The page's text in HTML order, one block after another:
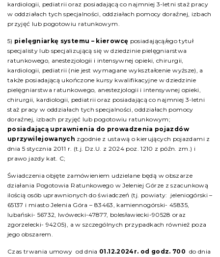
kardiologii, pediatrii oraz posiadającą co najmniej 3-letni staż pracy
w oddziałach tych specjalności, oddziałach pomocy doraźnej, izbach
przyjęć lub pogotowiu ratunkowym.
5) pielęgniarkę systemu – kierowcę posiadającą/ego tytuł
specjalisty lub specjalizującą się w dziedzinie pielęgniarstwa
ratunkowego, anestezjologii i intensywnej opieki, chirurgii,
kardiologii, pediatrii (nie jest wymagane wykształcenie wyższe), a
także posiadającą ukończone kursy kwalifikacyjne w dziedzinie
pielęgniarstwa ratunkowego, anestezjologii i intensywnej opieki,
chirurgii, kardiologii, pediatrii oraz posiadającą co najmniej 3-letni
staż pracy w oddziałach tych specjalności, oddziałach pomocy
doraźnej, izbach przyjęć lub pogotowiu ratunkowym;
posiadającą uprawnienia do prowadzenia pojazdów
uprzywilejowanych zgodnie z ustawą o kierujących pojazdami z
dnia 5 stycznia 2011 r. (t.j. Dz.U. z 2024 poz. 1210 z późn. zm.) i
prawo jazdy kat. C;
Świadczenia objęte zamówieniem udzielane będą w obszarze
działania Pogotowia Ratunkowego w Jeleniej Górze z szacunkową
ilością osób uprawnionych do świadczeń (tj. powiaty: jeleniogórski –
65137 i miasto Jelenia Góra – 83463, kamiennogórski- 45835,
lubański- 56732, lwówecki-47877, bolesławiecki-90528 oraz
zgorzelecki- 94205), a w szczególnych przypadkach również poza
jego obszarem.
Czas trwania umowy od dnia 01.12.2024r. od godz. 700 do dnia